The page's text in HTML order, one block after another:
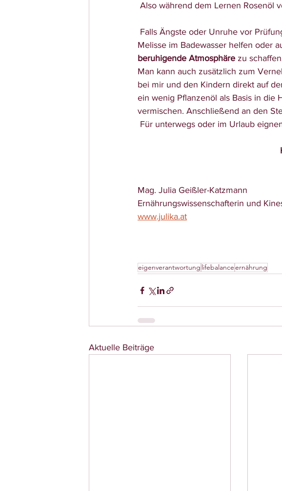
Also während dem Lernen Rosenöl
Melisse im Badewasser helfen oder
beruhigende Atmosphäre zu
Man kann auch zusätzlich zum
bei mir und den Kindern direkt auf
ein wenig Pflanzenöl als Basis in die
vermischen. Anschließend an den
Für unterwegs oder im Urlaub
Mag. Julia Geißler-Katzmann
Ernährungswissenschafterin und
www.julika.at
eigenverantwortung lifebalanceernährung
Aktuelle Beiträge